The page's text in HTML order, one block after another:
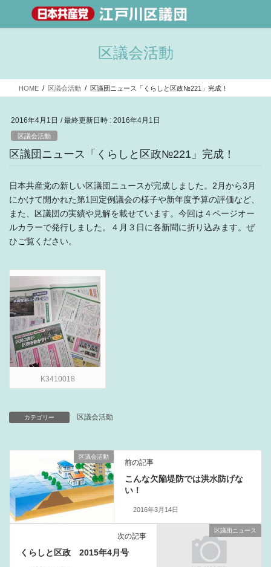
区議会活動
HOME 区議会活動 区議団ニュース「くらしと区政№221」完成！
2016年4月1日 / 最終更新日時 : 2016年4月1日
区議会活動
区議団ニュース「くらしと区政№221」完成！
日本共産党の新しい区議団ニュースが完成しました。2月から3月
にかけて開かれた第1回定例議会の様子や新年度予算の評価など、
また、区議団の実績や見解を載せています。今回は４ページオー
ルカラーで発行しました。４月３日に各新聞に折り込みます。ぜ
ひご覧ください。
K3410018
カテゴリー 区議会活動
区議会活動
前の記事
こんな欠陥堤防では洪水防げな
い！
2016年3月14日
区議団ニュース
次の記事
くらしと区政 2015年4月号